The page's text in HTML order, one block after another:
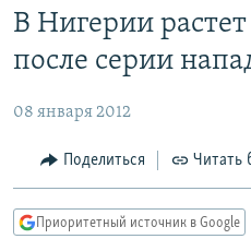
доступа
основному
Вернутся
главной
навигации
ПОДКАСТЫ
АВТОРСКИЕ ПРОЕКТЫ
ЦИТАТЫ СВОБОДЫ
МНЕНИЯ
IDEL.РЕАЛИИ
В Нигерии
после серии
08 января 2012
Поделиться Читать
Приоритетный источник в Google